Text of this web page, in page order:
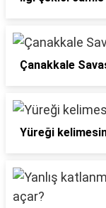
Çanakkale
Yüreği